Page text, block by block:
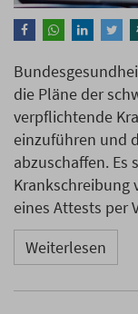
die Pläne der
verpflichtende
einzuführen und
abzuschaffen. Es
Krankschreibung
eines Attests per
Weiterlesen